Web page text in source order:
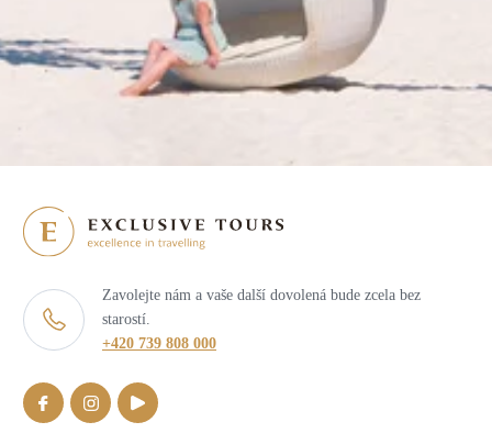
Zavolejte nám a vaše další dovolená bude zcela bez
starostí.
+420 739 808 000